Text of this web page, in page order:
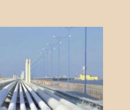
борборунун анализи